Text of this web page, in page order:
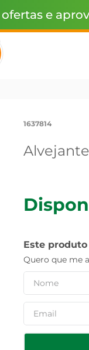
e
1637814
Este
Quero que me